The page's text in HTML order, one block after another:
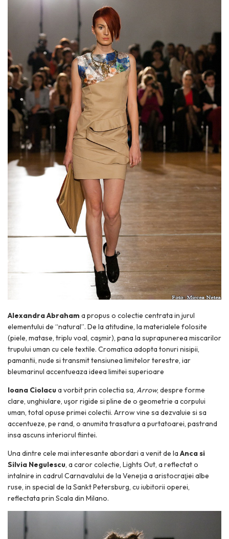
Alexandra Abraham a propus o colectie centrata in jurul
elementului de “natural”. De la atitudine, la materialele folosite
(piele, matase, triplu voal, caşmir), pana la suprapunerea miscarilor
trupului uman cu cele textile. Cromatica adopta tonuri nisipii,
pamantii, nude si transmit tensiunea limitelor terestre, iar
bleumarinul accentueaza ideea limitei superioare
Ioana Ciolacua vorbit prin colectia sa, Arrow, despre forme
clare, unghiulare, uşor rigide si pline de o geometrie a corpului
uman, total opuse primei colectii. Arrow vine sa dezvaluie si sa
accentueze, pe rand, o anumita trasatura a purtatoarei, pastrand
insa ascuns interiorul fiintei.
Una dintre cele mai interesante abordari a venit de la Anca si
Silvia Negulescu, a caror colectie, Lights Out, a reflectat o
intalnire in cadrul Carnavalului de la Veneţia a aristocraţiei albe
ruse, in special de la Sankt Petersburg, cu iubitorii operei,
reflectata prin Scala din Milano.